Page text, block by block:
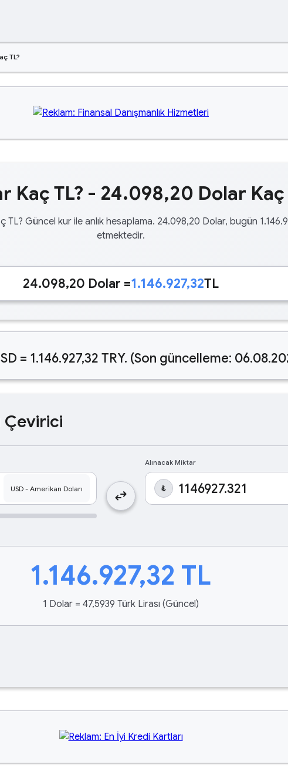
TL?
Kaç TL? - 24.098,20 Dolar Kaç
TL? Güncel kur ile anlık hesaplama. 24.098,20 Dolar, bugün
etmektedir.
24.098,20 Dolar =1.146.927,32TL
= 1.146.927,32 TRY. (Son güncelleme:
Çevirici
swap_horiz
Alınacak Miktar
₺
1.146.927,32 TL
1 Dolar = 47,5939 Türk Lirası (Güncel)